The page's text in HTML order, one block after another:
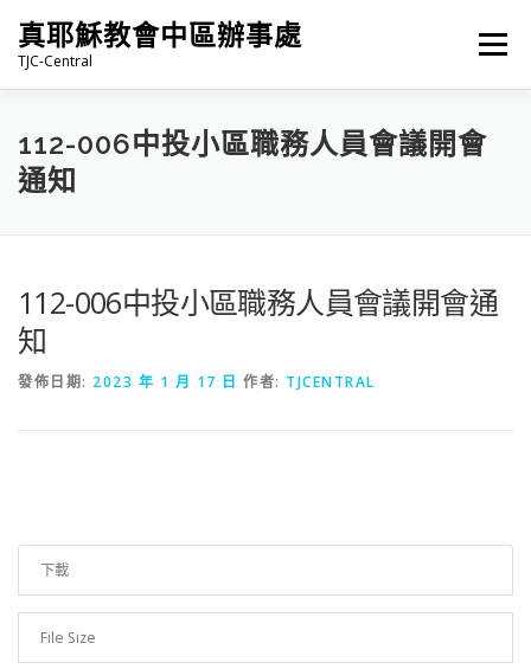
真耶穌教會中區辦事處
TJC-Central
選單
最新消息 專題|多媒體 報名專區/資料填報
112-006中投小區職務人員會議開會
通知
112-006中投小區職務人員會議開會通
知
發佈日期: 2023 年 1 月 17 日 作者: TJCENTRAL
下載
File Size